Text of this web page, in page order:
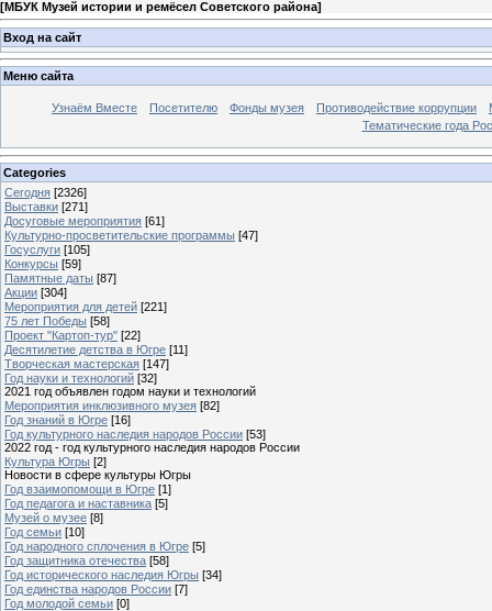
[МБУК Музей истории и ремёсел Советского района]
Вход на сайт
Меню сайта
Узнаём Вместе Посетителю Фонды музея Противодействие коррупции
Тематические года
Categories
Сегодня [2326]
Выставки [271]
Досуговые мероприятия [61]
Культурно-просветительские программы [47]
Госуслуги [105]
Конкурсы [59]
Памятные даты [87]
Акции [304]
Мероприятия для детей [221]
75 лет Победы [58]
Проект "Картоп-тур" [22]
Десятилетие детства в Югре [11]
Творческая мастерская [147]
Год науки и технологий [32]
2021 год объявлен годом науки и технологий
Мероприятия инклюзивного музея [82]
Год знаний в Югре [16]
Год культурного наследия народов России [53]
2022 год - год культурного наследия народов России
Культура Югры [2]
Новости в сфере культуры Югры
Год взаимопомощи в Югре [1]
Год педагога и наставника [5]
Музей о музее [8]
Год семьи [10]
Год народного сплочения в Югре [5]
Год защитника отечества [58]
Год исторического наследия Югры [34]
Год единства народов России [7]
Год молодой семьи [0]